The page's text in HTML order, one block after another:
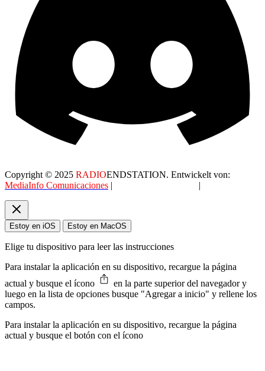
Copyright © 2025 RADIOENDSTATION. Entwickelt von:
MediaInfo Comunicaciones | |
Estoy en iOS Estoy en MacOS
Elige tu dispositivo para leer las instrucciones
Para instalar la aplicación en su dispositivo, recargue la página
actual y busque el ícono
en la parte superior del navegador y
luego en la lista de opciones busque "Agregar a inicio" y rellene los
campos.
Para instalar la aplicación en su dispositivo, recargue la página
actual y busque el botón con el ícono